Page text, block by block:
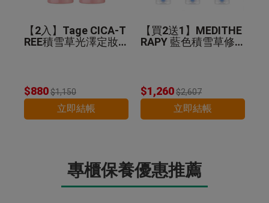
【2入】Tage CICA-T
REE積雪草光澤定妝
$880$1,150
立即結帳
【買2送1】MEDITHE
RAPY 藍色積雪草修
$1,260$2,607
立即結帳
專櫃保養優惠推薦